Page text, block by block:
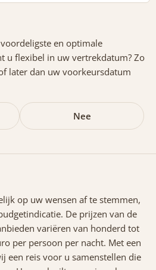
en optimale
u flexibel in uw vertrekdatum? Zo
later dan uw voorkeursdatum
Nee
op uw wensen af te stemmen,
De prijzen van de
variëren van honderd tot
per persoon per nacht. Met een
een reis voor u samenstellen die